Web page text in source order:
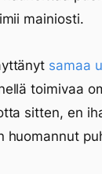
mainiosti.
samaa
toimivaa
sitten, en
huomannut